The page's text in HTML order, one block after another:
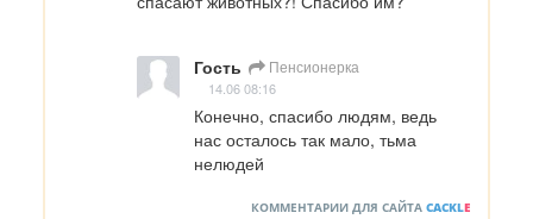
Гость Пенсионерка
14.06 08:16
Конечно, спасибо людям, ведь
нас осталось так мало, тьма
нелюдей
КОММЕНТАРИИ ДЛЯ САЙТА CACKLE